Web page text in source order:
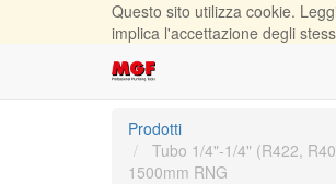
Questo sito utilizza cookie.
implica l'accettazione degli
Prodotti
Tubo 1/4"-1/4" (R422,
1500mm RNG